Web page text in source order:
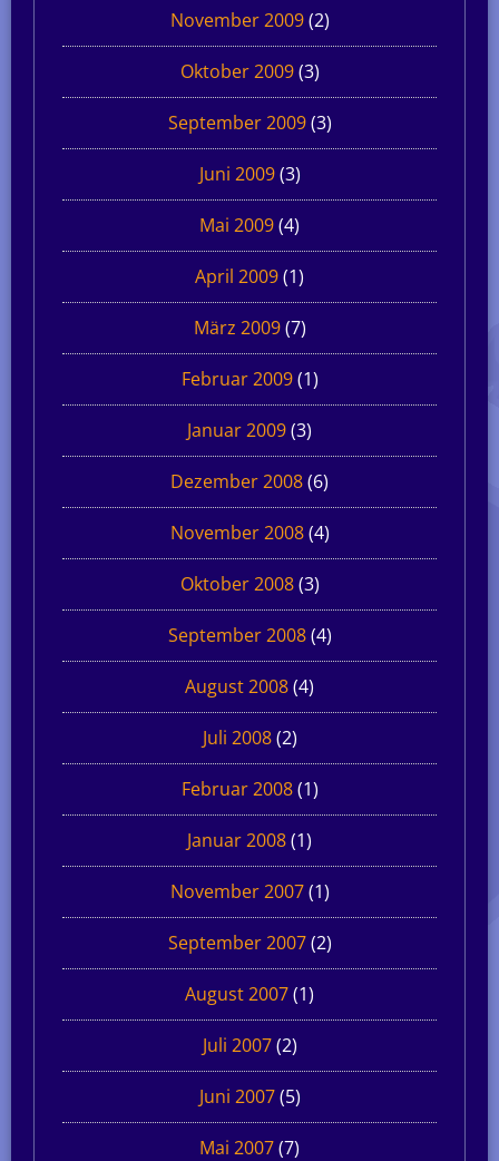
November 2009(2)
Oktober 2009(3)
September 2009(3)
Juni 2009(3)
Mai 2009(4)
April 2009(1)
März 2009(7)
Februar 2009(1)
Januar 2009(3)
Dezember 2008(6)
November 2008(4)
Oktober 2008(3)
September 2008(4)
August 2008(4)
Juli 2008(2)
Februar 2008(1)
Januar 2008(1)
November 2007(1)
September 2007(2)
August 2007(1)
Juli 2007(2)
Juni 2007(5)
Mai 2007(7)